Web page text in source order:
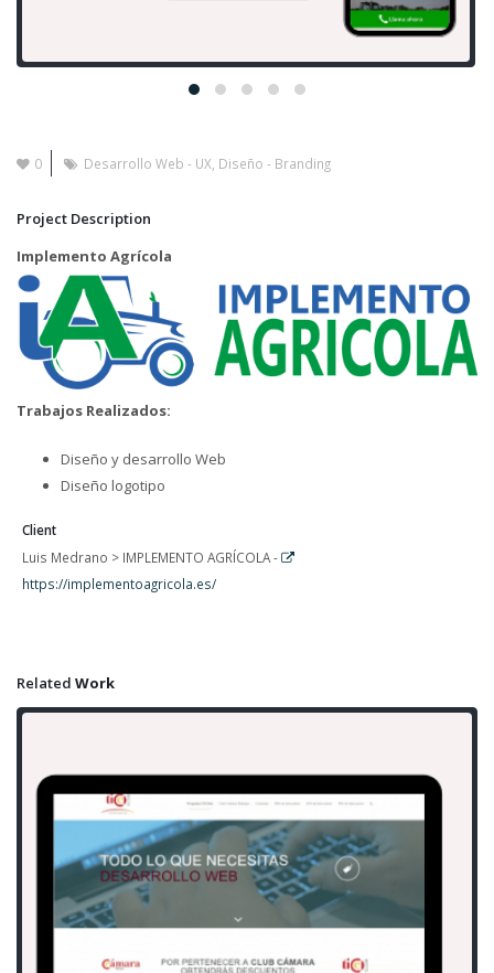
0 Desarrollo Web - UX Diseño - Branding
Project Description
Implemento Agrícola
Trabajos Realizados:
Diseño y desarrollo Web
Diseño logotipo
Client
Luis Medrano > IMPLEMENTO AGRÍCOLA -
https://implementoagricola.es/
Related Work